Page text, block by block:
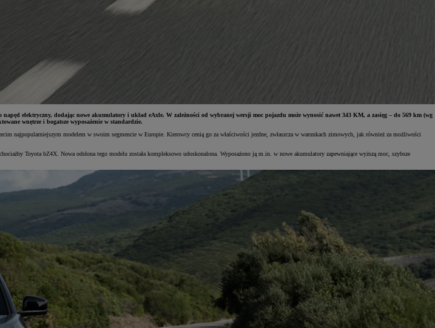
elektryczny, dodając nowe akumulatory i układ eAxle. W zależności od wybranej wersji moc pojazdu może wynosić nawet 343 KM, a zasięg – do 569 km (wg
wnętrze i bogatsze wyposażenie w standardzie.
najpopularniejszym modelem w swoim segmencie w Europie. Kierowcy cenią go za właściwości jezdne, zwłaszcza w warunkach zimowych, jak również za możliwości
Toyota bZ4X. Nowa odsłona tego modelu została kompleksowo udoskonalona. Wyposażono ją m.in. w nowe akumulatory zapewniające wyższą moc, szybsze